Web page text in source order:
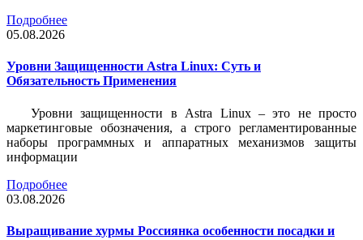
Подробнее
05.08.2026
Уровни Защищенности Astra Linux: Суть и
Обязательность Применения
Уровни защищенности в Astra Linux – это не просто
маркетинговые обозначения, а строго регламентированные
наборы программных и аппаратных механизмов защиты
информации
Подробнее
03.08.2026
Выращивание хурмы Россиянка особенности посадки и